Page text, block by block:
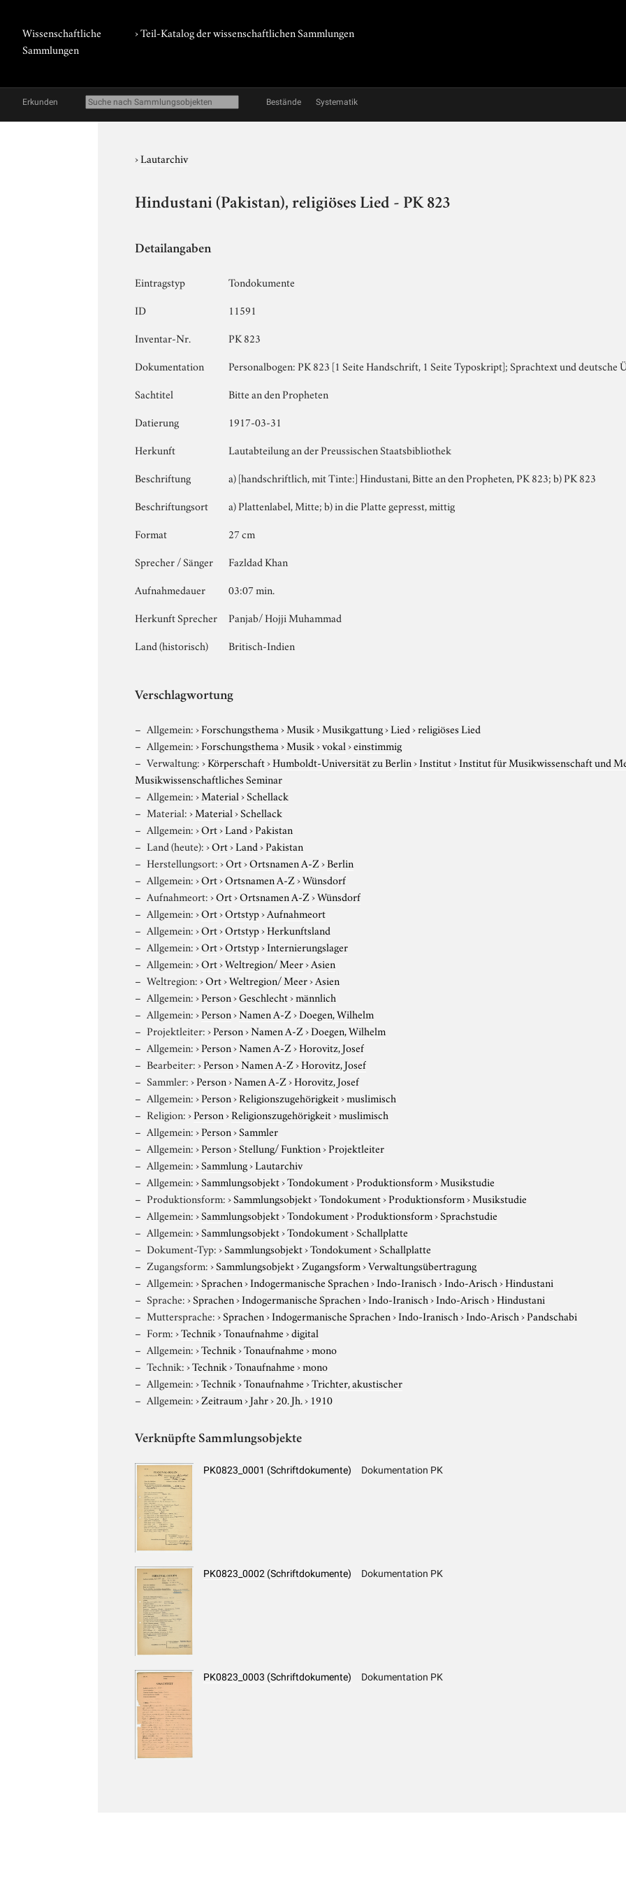
Wissenschaftliche
Sammlungen
› Teil-Katalog der wissenschaftlichen Sammlungen
Erkunden Bestände Systematik
›Lautarchiv
Hindustani (Pakistan), religiöses Lied - PK 823
Detailangaben
Eintragstyp
Tondokumente
ID
11591
Inventar-Nr.
PK 823
Dokumentation
Personalbogen: PK 823 [1 Seite Handschrift, 1 Seite Typoskript]; Sprachtext und deutsche
Sachtitel
Bitte an den Propheten
Datierung
1917-03-31
Herkunft
Lautabteilung an der Preussischen Staatsbibliothek
Beschriftung
a) [handschriftlich, mit Tinte:] Hindustani, Bitte an den Propheten, PK 823; b) PK 823
Beschriftungsort
a) Plattenlabel, Mitte; b) in die Platte gepresst, mittig
Format
27 cm
Sprecher / Sänger
Fazldad Khan
Aufnahmedauer
03:07 min.
Herkunft Sprecher
Panjab/ Hojji Muhammad
Land (historisch)
Britisch-Indien
Verschlagwortung
Allgemein:›Forschungsthema›Musik›Musikgattung›Lied›religiöses Lied
Allgemein:›Forschungsthema›Musik›vokal›einstimmig
Verwaltung:›Körperschaft›Humboldt-Universität zu Berlin›Institut›Institut für Musikwissenschaft und
Musikwissenschaftliches Seminar
Allgemein:›Material›Schellack
Material:›Material›Schellack
Allgemein:›Ort›Land›Pakistan
Land (heute):›Ort›Land›Pakistan
Herstellungsort:›Ort›Ortsnamen A-Z›Berlin
Allgemein:›Ort›Ortsnamen A-Z›Wünsdorf
Aufnahmeort:›Ort›Ortsnamen A-Z›Wünsdorf
Allgemein:›Ort›Ortstyp›Aufnahmeort
Allgemein:›Ort›Ortstyp›Herkunftsland
Allgemein:›Ort›Ortstyp›Internierungslager
Allgemein:›Ort›Weltregion/ Meer›Asien
Weltregion:›Ort›Weltregion/ Meer›Asien
Allgemein:›Person›Geschlecht›männlich
Allgemein:›Person›Namen A-Z›Doegen, Wilhelm
Projektleiter:›Person›Namen A-Z›Doegen, Wilhelm
Allgemein:›Person›Namen A-Z›Horovitz, Josef
Bearbeiter:›Person›Namen A-Z›Horovitz, Josef
Sammler:›Person›Namen A-Z›Horovitz, Josef
Allgemein:›Person›Religionszugehörigkeit›muslimisch
Religion:›Person›Religionszugehörigkeit›muslimisch
Allgemein:›Person›Sammler
Allgemein:›Person›Stellung/ Funktion›Projektleiter
Allgemein:›Sammlung›Lautarchiv
Allgemein:›Sammlungsobjekt›Tondokument›Produktionsform›Musikstudie
Produktionsform:›Sammlungsobjekt›Tondokument›Produktionsform›Musikstudie
Allgemein:›Sammlungsobjekt›Tondokument›Produktionsform›Sprachstudie
Allgemein:›Sammlungsobjekt›Tondokument›Schallplatte
Dokument-Typ:›Sammlungsobjekt›Tondokument›Schallplatte
Zugangsform:›Sammlungsobjekt›Zugangsform›Verwaltungsübertragung
Allgemein:›Sprachen›Indogermanische Sprachen›Indo-Iranisch›Indo-Arisch›Hindustani
Sprache:›Sprachen›Indogermanische Sprachen›Indo-Iranisch›Indo-Arisch›Hindustani
Muttersprache:›Sprachen›Indogermanische Sprachen›Indo-Iranisch›Indo-Arisch›Pandschabi
Form:›Technik›Tonaufnahme›digital
Allgemein:›Technik›Tonaufnahme›mono
Technik:›Technik›Tonaufnahme›mono
Allgemein:›Technik›Tonaufnahme›Trichter, akustischer
Allgemein:›Zeitraum›Jahr›20. Jh.› 1910
Verknüpfte Sammlungsobjekte
PK0823_0001 (Schriftdokumente) Dokumentation PK
PK0823_0002 (Schriftdokumente) Dokumentation PK
PK0823_0003 (Schriftdokumente) Dokumentation PK